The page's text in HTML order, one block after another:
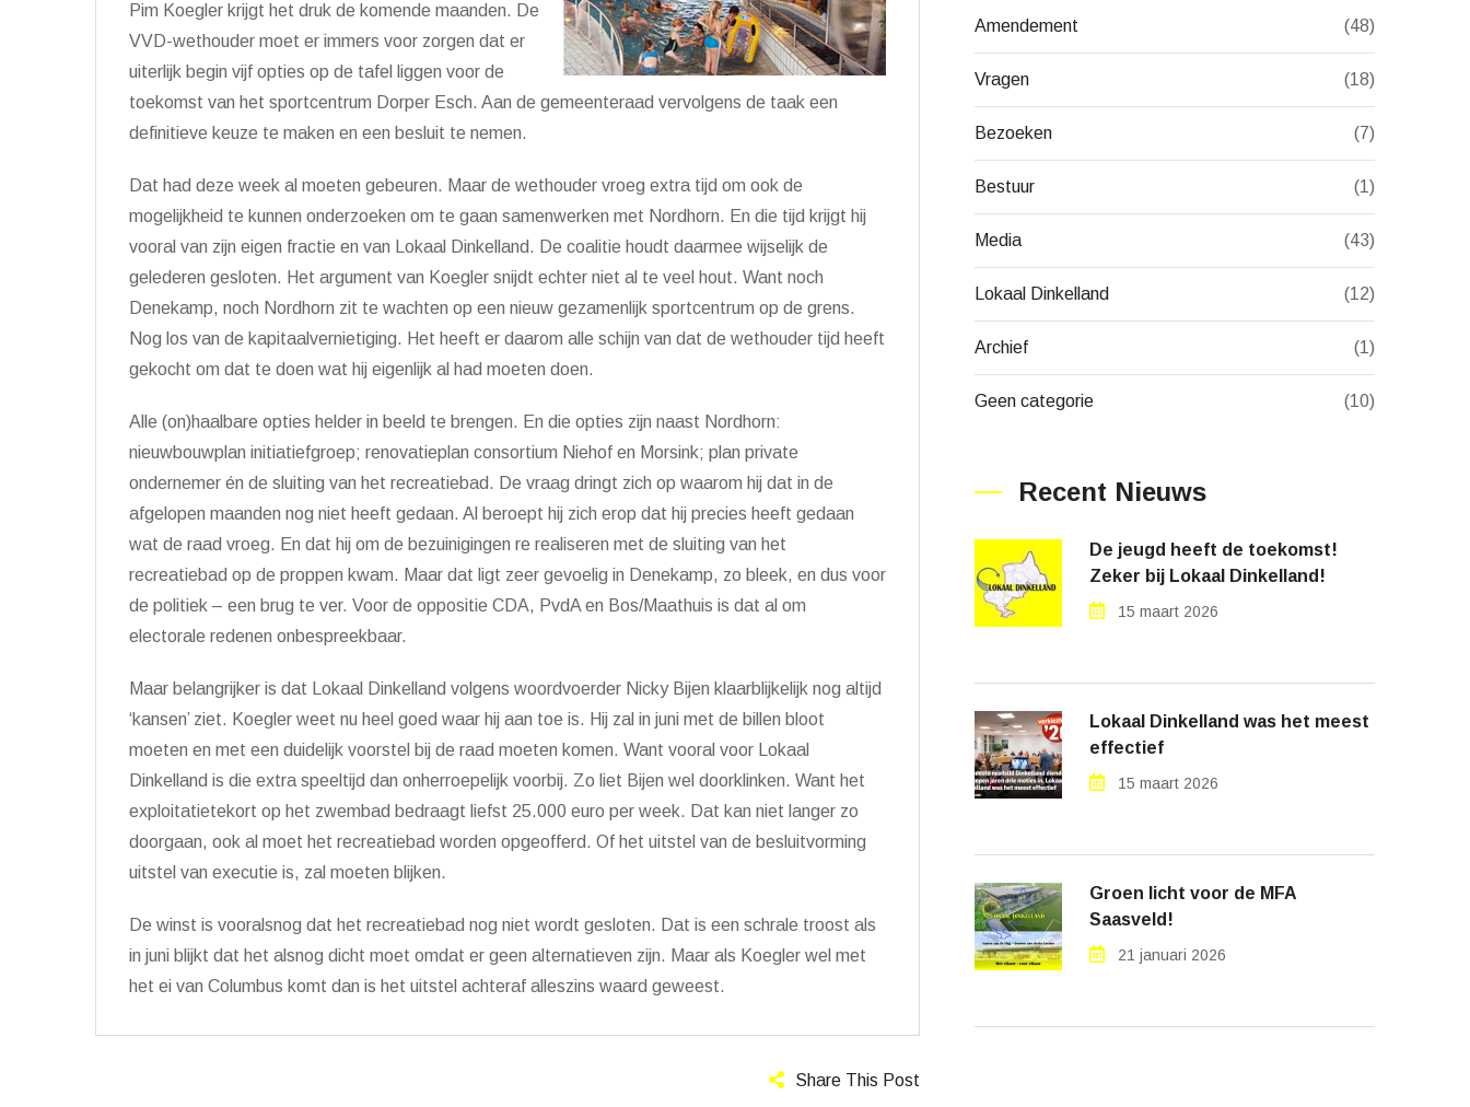
Pim Koegler krijgt het druk de komende maanden. De
VVD-wethouder moet er immers voor zorgen dat er
uiterlijk begin vijf opties op de tafel liggen voor de
toekomst van het sportcentrum Dorper Esch. Aan de gemeenteraad vervolgens de taak een
definitieve keuze te maken en een besluit te nemen.
Dat had deze week al moeten gebeuren. Maar de wethouder vroeg extra tijd om ook de
mogelijkheid te kunnen onderzoeken om te gaan samenwerken met Nordhorn. En die tijd krijgt hij
vooral van zijn eigen fractie en van Lokaal Dinkelland. De coalitie houdt daarmee wijselijk de
gelederen gesloten. Het argument van Koegler snijdt echter niet al te veel hout. Want noch
Denekamp, noch Nordhorn zit te wachten op een nieuw gezamenlijk sportcentrum op de grens.
Nog los van de kapitaalvernietiging. Het heeft er daarom alle schijn van dat de wethouder tijd heeft
gekocht om dat te doen wat hij eigenlijk al had moeten doen.
Alle (on)haalbare opties helder in beeld te brengen. En die opties zijn naast Nordhorn:
nieuwbouwplan initiatiefgroep; renovatieplan consortium Niehof en Morsink; plan private
ondernemer én de sluiting van het recreatiebad. De vraag dringt zich op waarom hij dat in de
afgelopen maanden nog niet heeft gedaan. Al beroept hij zich erop dat hij precies heeft gedaan
wat de raad vroeg. En dat hij om de bezuinigingen re realiseren met de sluiting van het
recreatiebad op de proppen kwam. Maar dat ligt zeer gevoelig in Denekamp, zo bleek, en dus voor
de politiek – een brug te ver. Voor de oppositie CDA, PvdA en Bos/Maathuis is dat al om
electorale redenen onbespreekbaar.
Maar belangrijker is dat Lokaal Dinkelland volgens woordvoerder Nicky Bijen klaarblijkelijk nog altijd
‘kansen’ ziet. Koegler weet nu heel goed waar hij aan toe is. Hij zal in juni met de billen bloot
moeten en met een duidelijk voorstel bij de raad moeten komen. Want vooral voor Lokaal
Dinkelland is die extra speeltijd dan onherroepelijk voorbij. Zo liet Bijen wel doorklinken. Want het
exploitatietekort op het zwembad bedraagt liefst 25.000 euro per week. Dat kan niet langer zo
doorgaan, ook al moet het recreatiebad worden opgeofferd. Of het uitstel van de besluitvorming
uitstel van executie is, zal moeten blijken.
De winst is vooralsnog dat het recreatiebad nog niet wordt gesloten. Dat is een schrale troost als
in juni blijkt dat het alsnog dicht moet omdat er geen alternatieven zijn. Maar als Koegler wel met
het ei van Columbus komt dan is het uitstel achteraf alleszins waard geweest.
Share This Post
Amendement (48)
Vragen (18)
Bezoeken (7)
Bestuur (1)
Media (43)
Lokaal Dinkelland (12)
Archief (1)
Geen categorie (10)
Recent Nieuws
De jeugd heeft de toekomst!
Zeker bij Lokaal Dinkelland!
15 maart 2026
Lokaal Dinkelland was het meest
effectief
15 maart 2026
Groen licht voor de MFA
Saasveld!
21 januari 2026